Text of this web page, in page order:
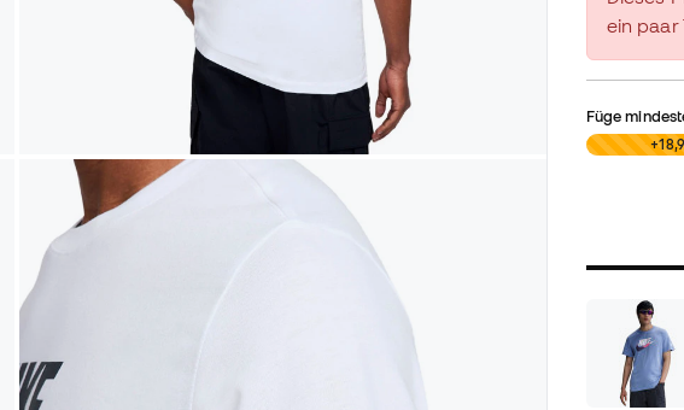
ein paar
Füge
0,00 €